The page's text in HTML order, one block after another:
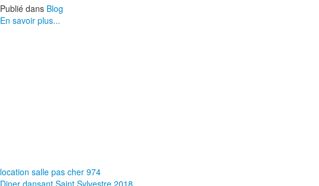
Publié dans Blog
En savoir plus...
location salle pas cher 974